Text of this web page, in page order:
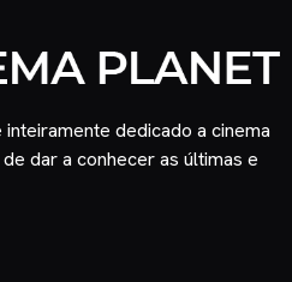
dedicado a cinema
dar a conhecer as últimas e